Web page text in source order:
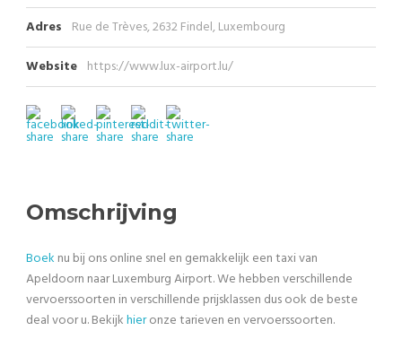
Adres Rue de Trèves, 2632 Findel, Luxembourg
Website https://www.lux-airport.lu/
Omschrijving
Boek nu bij ons online snel en gemakkelijk een taxi van
Apeldoorn naar Luxemburg Airport. We hebben verschillende
vervoerssoorten in verschillende prijsklassen dus ook de beste
deal voor u. Bekijkhieronze tarieven en vervoerssoorten.